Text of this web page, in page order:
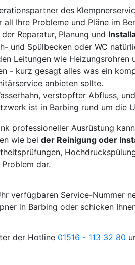
des
Ihre Probleme und Pläne im
Reparatur, Planung und
und Spülbecken oder WC
Leitungen wie Heizungsrohren
- kurz gesagt alles was ein
anbieten sollte.
verstopfter Abfluss,
ist in Barbing rund um die
professioneller Ausrüstung
wie bei der Reinigung oder
dar.
verfügbaren Service-Nummer
in Barbing oder schicken
der Hotline 01516 - 113 32 80